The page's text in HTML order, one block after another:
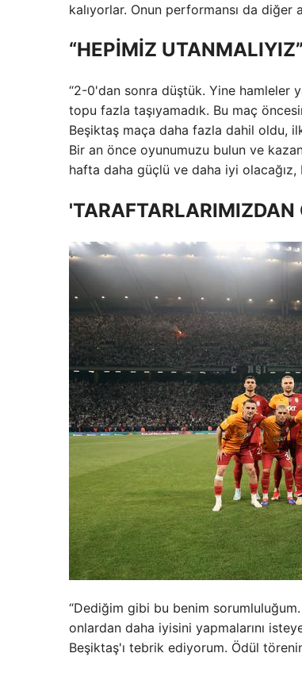
kalıyorlar. Onun performansı da diğer
“HEPİMİZ UTANMALIYIZ”
“2-0'dan sonra düştük. Yine hamleler
topu fazla taşıyamadık. Bu maç
Beşiktaş maça daha fazla dahil oldu,
Bir an önce oyunumuzu bulun ve
hafta daha güçlü ve daha iyi olacağız,
'TARAFTARLARIMIZDAN
“Dediğim gibi bu benim
onlardan daha iyisini yapmalarını
Beşiktaş'ı tebrik ediyorum. Ödül